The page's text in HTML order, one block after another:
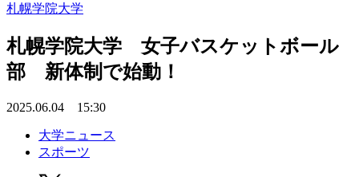
札幌学院大学
札幌学院大学 女子バスケットボール
部 新体制で始動！
2025.06.04 15:30
大学ニュース
スポーツ